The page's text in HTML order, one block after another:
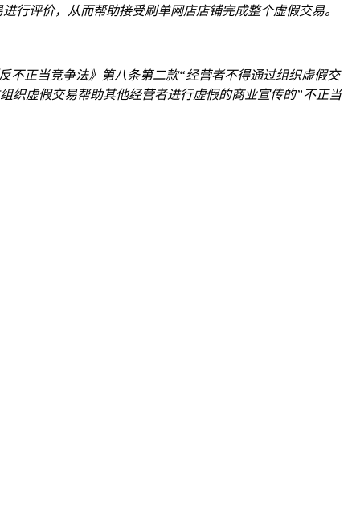
行评价，从而帮助接受刷单网店店铺完成整个虚假交易。
不正当竞争法》第八条第二款“经营者不得通过组织虚假交
织虚假交易帮助其他经营者进行虚假的商业宣传的”不正当